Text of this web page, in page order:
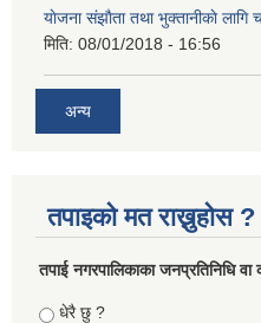
याेजना संझाैता तथा भुक्तानीकाे
मिति: 08/01/2018 - 16:56
अन्य
तपाइको मत राख्नुहोस ?
तपा‌ई नगरपालिकाका जनप्रतिनिधि वा
Choices
धेरै छु ?